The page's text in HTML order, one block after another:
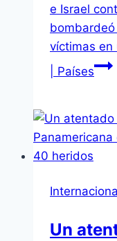
e Israel
víctimas en
| Países
Un